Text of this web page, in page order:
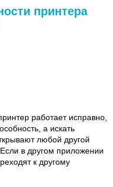
принтера
работает исправно,
а искать
любой другой
в другом приложении
к другому